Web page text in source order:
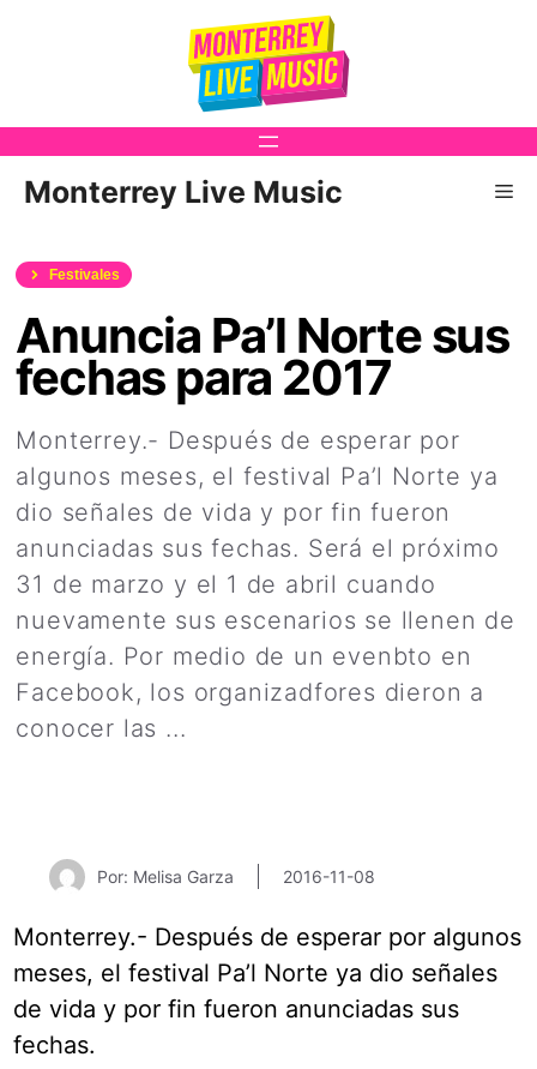
Monterrey Live Music
Festivales
Anuncia Pa’l Norte sus
fechas para 2017
Monterrey.- Después de esperar por
algunos meses, el festival Pa’l Norte ya
dio señales de vida y por fin fueron
anunciadas sus fechas. Será el próximo
31 de marzo y el 1 de abril cuando
nuevamente sus escenarios se llenen de
energía. Por medio de un evenbto en
Facebook, los organizadfores dieron a
conocer las ...
Por: Melisa Garza 2016-11-08
Monterrey.- Después de esperar por algunos
meses, el festival Pa’l Norte ya dio señales
de vida y por fin fueron anunciadas sus
fechas.